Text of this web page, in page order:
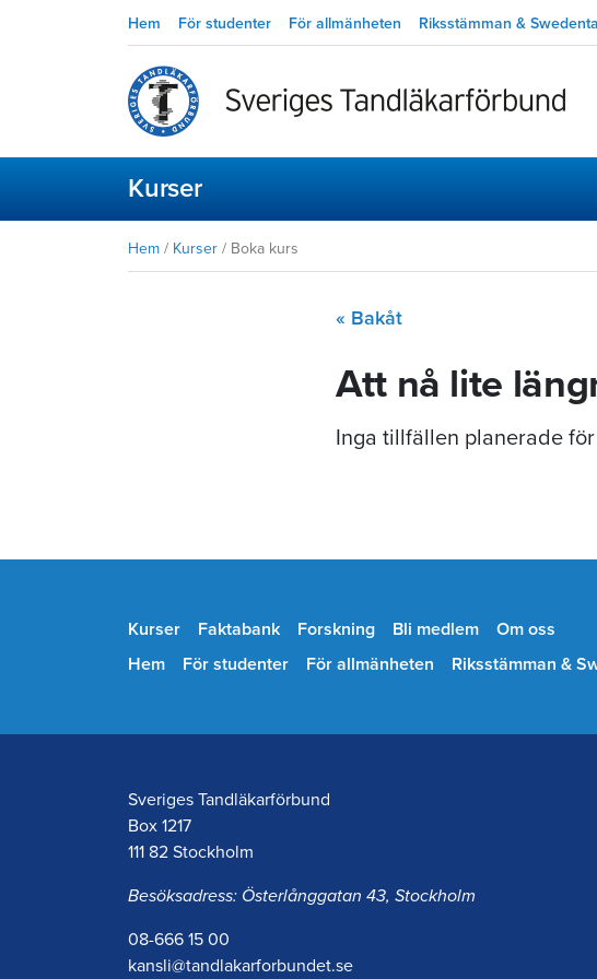
Hem För studenter För allmänheten Riksstämman &
Kurser
Hem / Kurser / Boka kurs
« Bakåt
Att nå lite
Inga tillfällen planerade
Kurser Faktabank Forskning Bli medlem
Om oss
Hem
För studenter För allmänheten Riksstämman &
Sveriges Tandläkarförbund
Box 1217
111 82 Stockholm
Besöksadress: Österlånggatan 43, Stockholm
08-666 15 00
kansli@tandlakarforbundet.se